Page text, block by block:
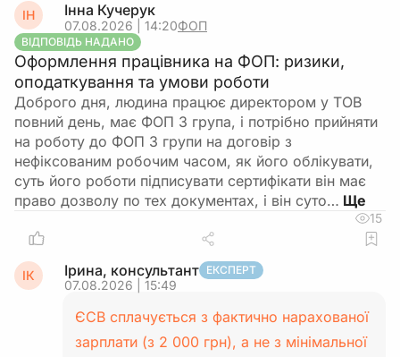
ІН Інна Кучерук
07.08.2026 | 14:20ФОП
ВІДПОВІДЬ НАДАНО
Оформлення працівника на ФОП: ризики,
оподаткування та умови роботи
Доброго дня, людина працює директором у ТОВ
повний день, має ФОП 3 група, і потрібно прийняти
на роботу до ФОП 3 групи на договір з
нефіксованим робочим часом, як його облікувати,
суть його роботи підписувати сертифікати він має
право дозволу по тех документах, і він суто…
15
ІК Ірина, консультант ЕКСПЕРТ
07.08.2026 | 15:49
ЄСВ сплачується з фактично нарахованої
зарплати (з 2 000 грн), а не з мінімальної